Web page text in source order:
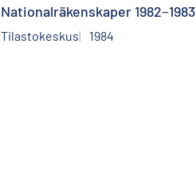
Nationalräkenskaper
Tilastokeskus 1984